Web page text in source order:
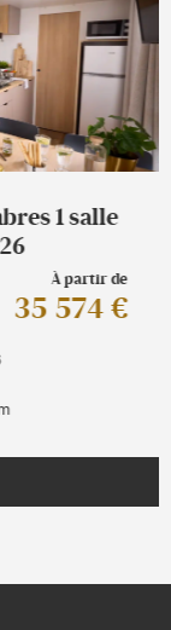
DISPONIBLE USINE
Mobil-